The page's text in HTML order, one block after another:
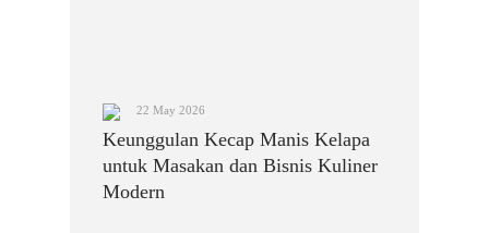
22 May 2026
Keunggulan Kecap Manis Kelapa
untuk Masakan dan Bisnis Kuliner
Modern